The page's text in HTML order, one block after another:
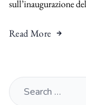
sull’inaugurazione
Read More